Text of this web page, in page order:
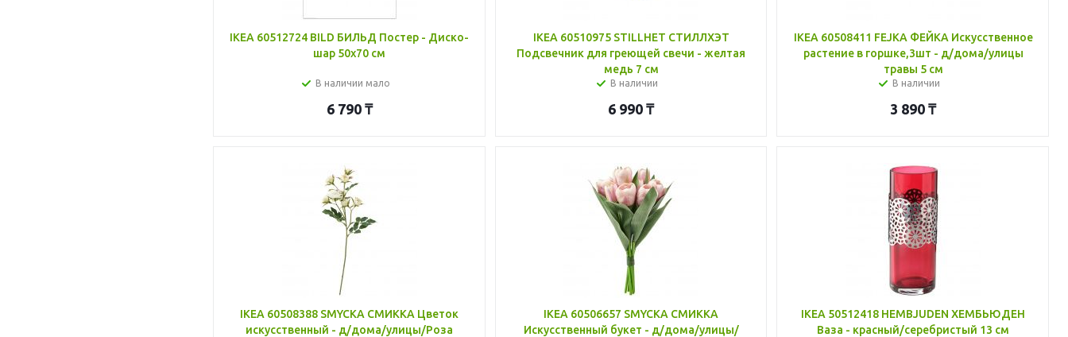
IKEA 60512724 BILD БИЛЬД Постер - Диско-
шар 50x70 см
В наличии мало
6 790₸
IKEA 60510975 STILLHET СТИЛЛХЭТ
Подсвечник для греющей свечи - желтая
медь 7 см
В наличии
6 990 ₸
IKEA 60508411 FEJKA ФЕЙКА Искусственное
растение в горшке,3шт - д/дома/улицы
травы 5 см
В наличии
3 890 ₸
IKEA 60508388 SMYCKA СМИККА Цветок
искусственный - д/дома/улицы/Роза
IKEA 60506657 SMYCKA СМИККА
Искусственный букет - д/дома/улицы/
IKEA 50512418 HEMBJUDEN ХЕМБЬЮДЕН
Ваза - красный/серебристый 13 см